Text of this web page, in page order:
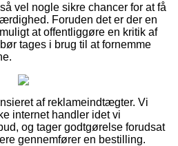
vel nogle sikre chancer for at få
Foruden det er der en
at offentliggøre en kritik af
tages i brug til at fornemme
af reklameindtægter. Vi
internet handler idet vi
og tager godtgørelse forudsat
gennemfører en bestilling.